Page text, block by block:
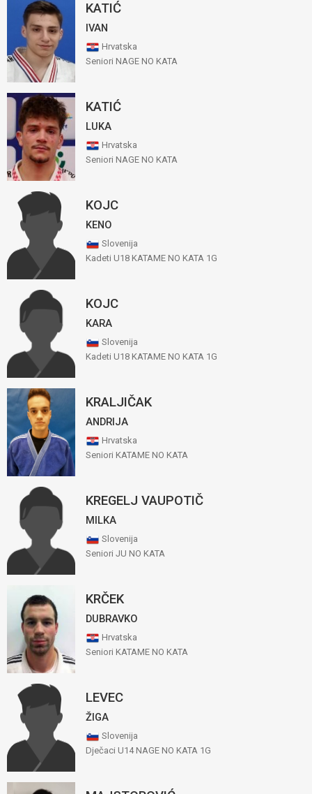
KATIĆ
IVAN
Hrvatska
Seniori NAGE NO KATA
KATIĆ
LUKA
Hrvatska
Seniori NAGE NO KATA
KOJC
KENO
Slovenija
Kadeti U18 KATAME NO KATA 1G
KOJC
KARA
Slovenija
Kadeti U18 KATAME NO KATA 1G
KRALJIČAK
ANDRIJA
Hrvatska
Seniori KATAME NO KATA
KREGELJ VAUPOTIČ
MILKA
Slovenija
Seniori JU NO KATA
KRČEK
DUBRAVKO
Hrvatska
Seniori KATAME NO KATA
LEVEC
ŽIGA
Slovenija
Dječaci U14 NAGE NO KATA 1G